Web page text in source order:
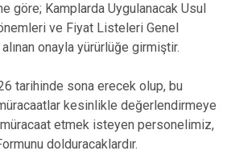
göre; Kamplarda Uygulanacak Usul
ve Fiyat Listeleri​​ Genel
onayla yürürlüğe girmiştir.
tarihinde sona erecek olup, bu
kesinlikle değerlendirmeye
müracaat etmek isteyen personelimiz,
dolduracaklardır.